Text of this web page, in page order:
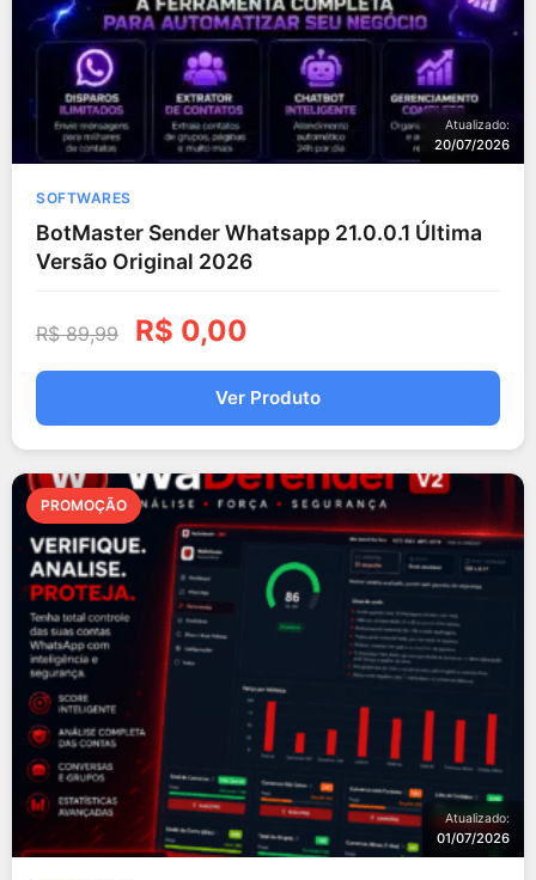
Atualizado:
20/07/2026
SOFTWARES
BotMaster Sender Whatsapp 21.0.0.1 Última
Versão Original 2026
R$89,99 R$ 0,00
Ver Produto
PROMOÇÃO
Atualizado:
01/07/2026